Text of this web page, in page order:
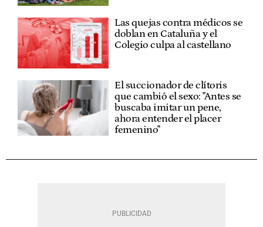
Las quejas contra médicos se
doblan en Cataluña y el
Colegio culpa al castellano
El succionador de clítoris
que cambió el sexo: "Antes se
buscaba imitar un pene,
ahora entender el placer
femenino"